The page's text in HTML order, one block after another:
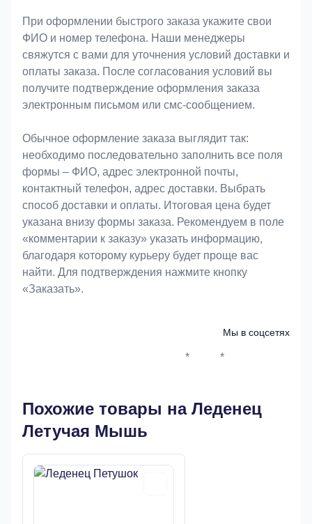
При оформлении быстрого заказа укажите свои
ФИО и номер телефона. Наши менеджеры
свяжутся с вами для уточнения условий доставки и
оплаты заказа. После согласования условий вы
получите подтверждение оформления заказа
электронным письмом или смс-сообщением.
Обычное оформление заказа выглядит так:
необходимо последовательно заполнить все поля
формы – ФИО, адрес электронной почты,
контактный телефон, адрес доставки. Выбрать
способ доставки и оплаты. Итоговая цена будет
указана внизу формы заказа. Рекомендуем в поле
«комментарии к заказу» указать информацию,
благодаря которому курьеру будет проще вас
найти. Для подтверждения нажмите кнопку
«Заказать».
Мы в соцсетях
* *
Похожие товары на Леденец
Летучая Мышь